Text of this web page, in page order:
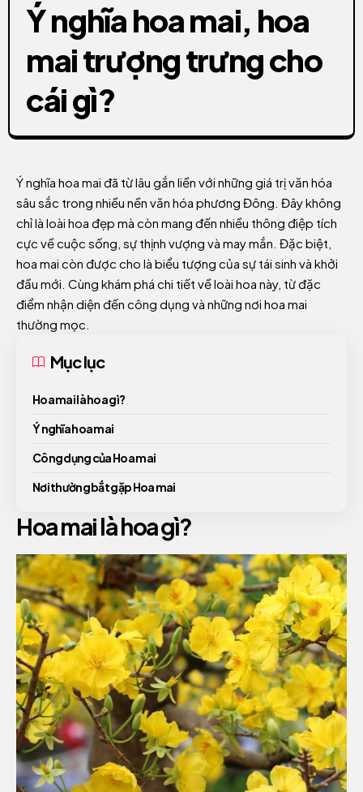
Ý nghĩa hoa mai, hoa
mai trượng trưng cho
cái gì?
Ý nghĩa hoa mai đã từ lâu gắn liền với những giá trị văn hóa
sâu sắc trong nhiều nền văn hóa phương Đông. Đây không
chỉ là loài hoa đẹp mà còn mang đến nhiều thông điệp tích
cực về cuộc sống, sự thịnh vượng và may mắn. Đặc biệt,
hoa mai còn được cho là biểu tượng của sự tái sinh và khởi
đầu mới. Cùng khám phá chi tiết về loài hoa này, từ đặc
điểm nhận diện đến công dụng và những nơi hoa mai
thường mọc.
Mục lục
Hoa mai là hoa gì?
Ý nghĩa hoa mai
Công dụng của Hoa mai
Nơi thường bắt gặp Hoa mai
Hoa mai là hoa gì?